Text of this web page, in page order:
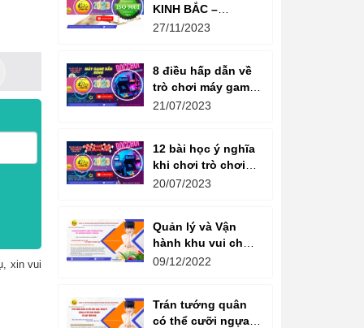
xin vui
KINH BẮC –
CHỨNG CHỈ ISO
27/11/2023
8 điều hấp dẫn về
trò chơi máy game
bắn súng
21/07/2023
12 bài học ý nghĩa
khi chơi trò chơi
máy game đua xe
20/07/2023
Quản lý và Vận
hành khu vui chơi
giải trí -
amusement parks
09/12/2022
Trán tướng quân
có thể cưỡi ngựa,